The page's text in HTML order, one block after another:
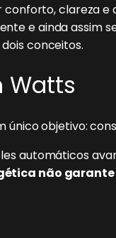
clareza
e ainda assim
conceitos.
Watts
único objetivo:
automáticos
não